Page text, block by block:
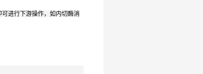
进行下游操作，如内切酶消